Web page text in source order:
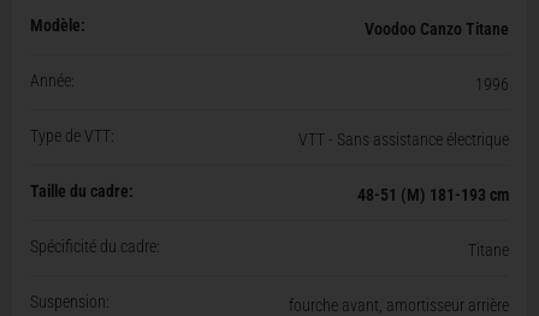
Modèle: Voodoo Canzo Titane
Année: 1996
Type de VTT: VTT - Sans assistance électrique
Taille du cadre: 48-51 (M) 181-193 cm
Spécificité du cadre: Titane
Suspension: fourche avant, amortisseur arrière